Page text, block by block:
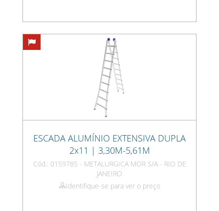
ESCADA ALUMÍNIO EXTENSIVA DUPLA
2x11 | 3,30M-5,61M
Cód.: 0159785 - METALURGICA MOR S/A - RIO DE
JANEIRO
Identifique-se para ver o preço